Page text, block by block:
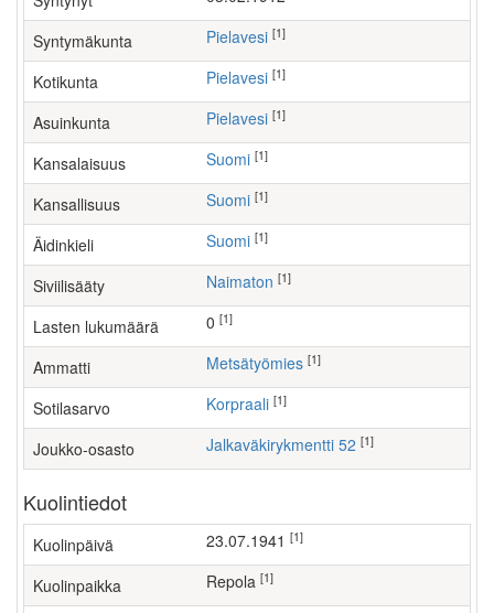
Syntymäkunta Pielavesi [1]
Kotikunta Pielavesi [1]
Asuinkunta Pielavesi [1]
Kansalaisuus Suomi [1]
Kansallisuus Suomi [1]
Äidinkieli Suomi [1]
Siviilisääty Naimaton [1]
Lasten lukumäärä [1]
Ammatti metsätyömies [1]
Sotilasarvo Korpraali [1]
Joukko-osasto Jalkaväkirykmentti 52 [1]
Kuolintiedot
Kuolinpäivä 23.07.1941 [1]
Kuolinpaikka Repola [1]